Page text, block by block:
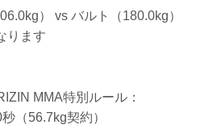
） vs バルト（180.0kg）
ります
MMA特別ルール：
（56.7kg契約）